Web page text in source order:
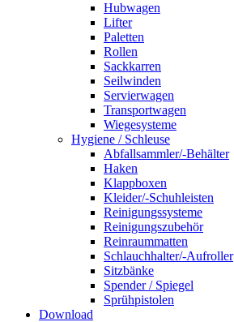
Hubwagen
Lifter
Paletten
Rollen
Sackkarren
Seilwinden
Servierwagen
Transportwagen
Wiegesysteme
Hygiene / Schleuse
Abfallsammler/-Behälter
Haken
Klappboxen
Kleider/-Schuhleisten
Reinigungssysteme
Reinigungszubehör
Reinraummatten
Schlauchhalter/-Aufroller
Sitzbänke
Spender / Spiegel
Sprühpistolen
Download